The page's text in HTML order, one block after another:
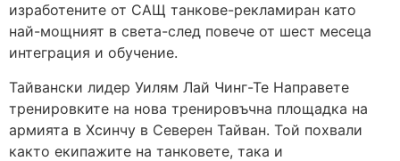
изработените от САЩ танкове-рекламиран като
най-мощният в света-след повече от шест месеца
интеграция и обучение.
Тайвански лидер Уилям Лай Чинг-Те Направете
тренировките на нова тренировъчна площадка на
армията в Хсинчу в Северен Тайван. Той похвали
както екипажите на танковете, така и